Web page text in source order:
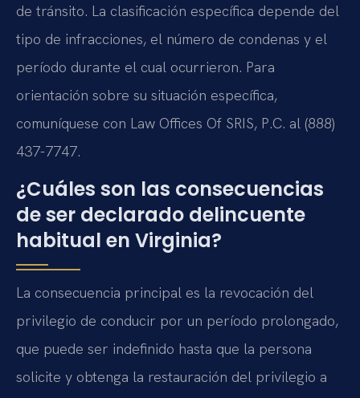
de tránsito. La clasificación específica depende del
tipo de infracciones, el número de condenas y el
período durante el cual ocurrieron. Para
orientación sobre su situación específica,
comuníquese con Law Offices Of SRIS, P.C. al (888)
437-7747.
¿Cuáles son las consecuencias
de ser declarado delincuente
habitual en Virginia?
La consecuencia principal es la revocación del
privilegio de conducir por un período prolongado,
que puede ser indefinido hasta que la persona
solicite y obtenga la restauración del privilegio a